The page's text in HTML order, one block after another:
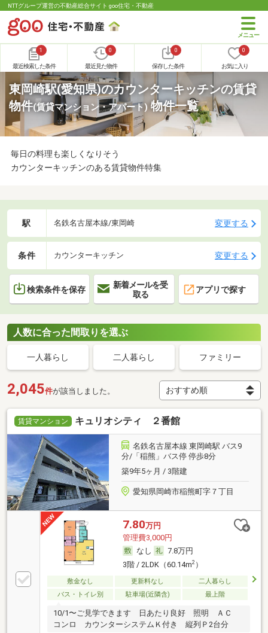
NTTグループ運営の不動産総合サイト goo住宅・不動産
1
最近検索した条件
0
最近見た物件
0
保存した条件
0
お気に入り
東岡崎駅(愛知県)のカウンターキッチンの賃貸
物件(賃貸マンション・アパート)物件一覧
毎日の料理も楽しくなりそう
カウンターキッチンのある賃貸物件特集
駅 名鉄名古屋本線/東岡崎 変更する
条件 カウンターキッチン 変更する
検索条件を保存
新着メールを受
取る
アプリで探す
人数に合った間取りを選ぶ
一人暮らし 二人暮らし ファミリー
2,045件が該当しました。
賃貸マンション キュリオシティ ２番館
名鉄名古屋本線 東岡崎駅 バス9
分/「稲熊」バス停 停歩8分
築9年5ヶ月 / 3階建
愛知県岡崎市稲熊町字７丁目
7.80万円
管理費3,000円
なし
7.8万円
3階 / 2LDK（60.14m2）
敷金なし 更新料なし
二人暮らし
バス・トイレ別
駐車場(近隣含) 最上階
10/1〜ご見学できます 日あたり良好 照明 ＡＣ
コンロ カウンターシステムＫ付き 縦列Ｐ2台分